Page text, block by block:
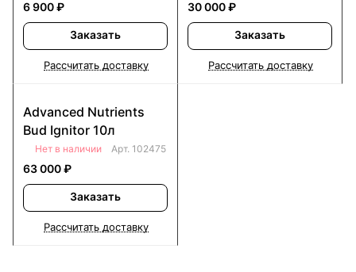
6 900 ₽
Заказать
Рассчитать доставку
30 000 ₽
Заказать
Рассчитать доставку
Advanced Nutrients
Bud Ignitor 10л
Нет в наличии Арт. 102475
63 000 ₽
Заказать
Рассчитать доставку